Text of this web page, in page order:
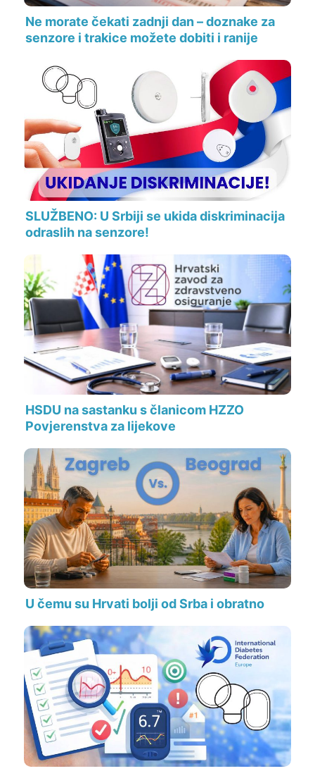
Ne morate čekati zadnji dan – doznake za
senzore i trakice možete dobiti i ranije
SLUŽBENO: U Srbiji se ukida diskriminacija
odraslih na senzore!
HSDU na sastanku s članicom HZZO
Povjerenstva za lijekove
U čemu su Hrvati bolji od Srba i obratno